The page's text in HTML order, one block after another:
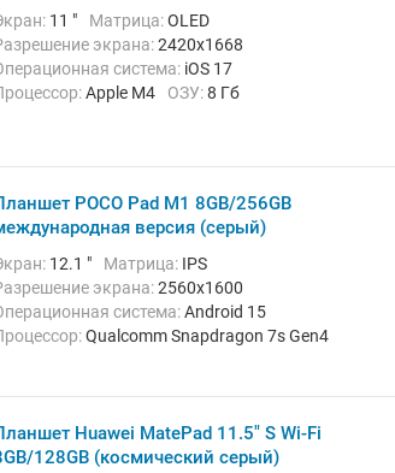
Экран: 11 " Матрица:OLED
Разрешение экрана:2420x1668
Операционная система: iOS 17
Процессор:Apple M4 ОЗУ:8 Гб
Беспроводная связь:Bluetooth, Wi-Fi Вес:444 г
POCO Pad M1 8GB/256GB
версия (серый)
Экран: 12.1 " Матрица: IPS
Разрешение экрана:2560x1600
Операционная система:Android 15
Процессор:Qualcomm Snapdragon 7s Gen4
Huawei MatePad 11.5" S Wi-Fi
128GB (космический серый)